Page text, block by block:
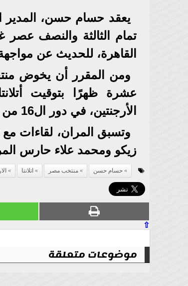
يعقد حسام حسن، المدير
تمام الثالثة والنصف عصر
القاهرة، للحديث عن مواجهة
ومن المقرر أن يخوض
عشرة ظهرًا بتوقيت
الأرجنتين، في دور ال16 من بطولة كأس العالم.
وتسبق المران، لقاءات
زيكو ومحمد علاء حارس
حسام حسن منتخب مصر اتلانتا
⇧
موضوعات متعلقة